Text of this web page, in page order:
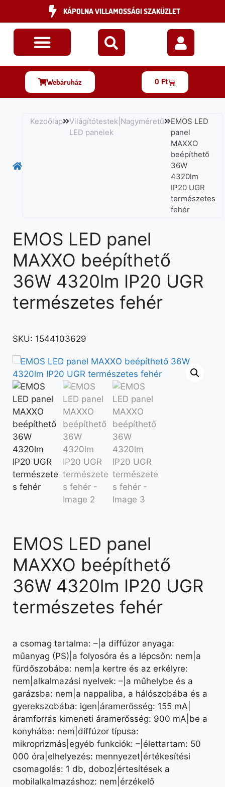
KÁPOLNA VILLAMOSSÁGI SZAKÜZLET
Webáruház 0 Ft
Kezdőlap
Világítótestek|Nagyméretű
LED panelek
EMOS LED
panel
MAXXO
beépíthető
36W
4320lm
IP20 UGR
természetes
fehér
EMOS LED panel
MAXXO beépíthető
36W 4320lm IP20 UGR
természetes fehér
SKU: 1544103629
EMOS LED panel
MAXXO beépíthető
36W 4320lm IP20 UGR
természetes fehér
a csomag tartalma: –|a diffúzor anyaga:
műanyag (PS)|a folyosóra és a lépcsőn: nem|a
fürdőszobába: nem|a kertre és az erkélyre:
nem|alkalmazási nyelvek: –|a műhelybe és a
garázsba: nem|a nappaliba, a hálószobába és a
gyerekszobába: igen|áramerősség: 155 mA|
áramforrás kimeneti áramerősség: 900 mA|be a
konyhába: nem|diffúzor típusa:
mikroprizmás|egyéb funkciók: –|élettartam: 50
000 óra|elhelyezés: mennyezet|értékesítési
csomagolás: 1 db, doboz|értesítések a
mobilalkalmazáshoz: nem|érzékelő